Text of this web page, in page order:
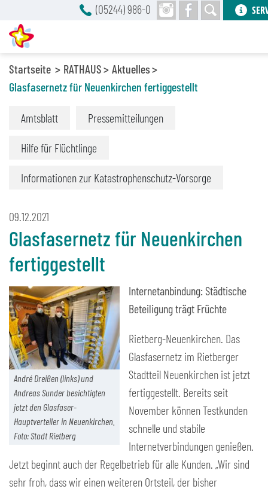
Startseite RATHAUS
Aktuelles
Glasfasernetz für Neuenkirchen fertiggestellt
Amtsblatt Pressemitteilungen
Hilfe für Flüchtlinge
Informationen zur Katastrophenschutz-Vorsorge
09.12.2021
Glasfasernetz für Neuenkirchen
fertiggestellt
André Dreißen (links) und
Andreas Sunder besichtigten
jetzt den Glasfaser-
Hauptverteiler in Neuenkirchen.
Foto: Stadt Rietberg
Internetanbindung: Städtische
Beteiligung trägt Früchte
Rietberg-Neuenkirchen. Das
Glasfasernetz im Rietberger
Stadtteil Neuenkirchen ist jetzt
fertiggestellt. Bereits seit
November können Testkunden
schnelle und stabile
Internetverbindungen genießen.
Jetzt beginnt auch der Regelbetrieb für alle Kunden. „Wir sind
sehr froh, dass wir einen weiteren Ortsteil, der bisher
(05244) 986-0